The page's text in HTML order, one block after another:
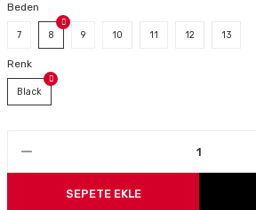
Beden
7 8 9 10 11 12 13
Renk
Black
SEPETE EKLE